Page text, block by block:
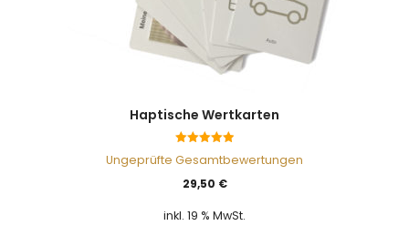
Haptische Wertkarten
von 5
Ungeprüfte Gesamtbewertungen
29,50 €
inkl. 19 % MwSt.